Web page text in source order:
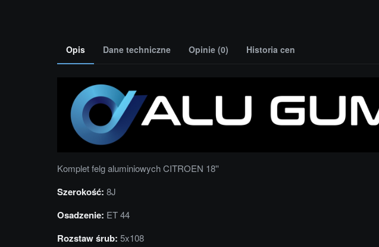
Opis Dane techniczne Opinie (0) Historia cen
Komplet felg aluminiowych CITROEN 18''
Szerokość: 8J
Osadzenie: ET 44
Rozstaw śrub: 5x108